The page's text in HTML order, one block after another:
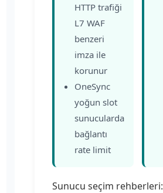
HTTP trafiği
L7 WAF
benzeri
imza ile
korunur
OneSync
yoğun slot
sunucularda
bağlantı
rate limit
Sunucu seçim rehberleri: